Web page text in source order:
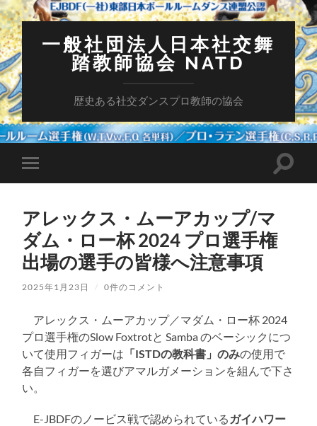
一般社団法人日本社交舞
踏教師協会 NATD
歴史ある社交ダンスプロ教師の協会
モ
バ
メ
ニ
ュ
ー
を
切
り
る
検
アレックス・ムーアカップ/マ
ダム・ロー杯 2024 プロ選手権
出場の選手の皆様へ注意事項
2025年1月23日 / 0件のコメント
アレックス・ムーアカップ／マダム・ロー杯 2024
プロ選手権のSlow Foxtrotと Samba のベーシックにつ
いて使用フィガーは 「ISTDの教科書」のみの使用で
各自フィガーを選びアマルガメーションを組んで下さ
い。
E-JBDFのノービス戦で認められている ガイハワー